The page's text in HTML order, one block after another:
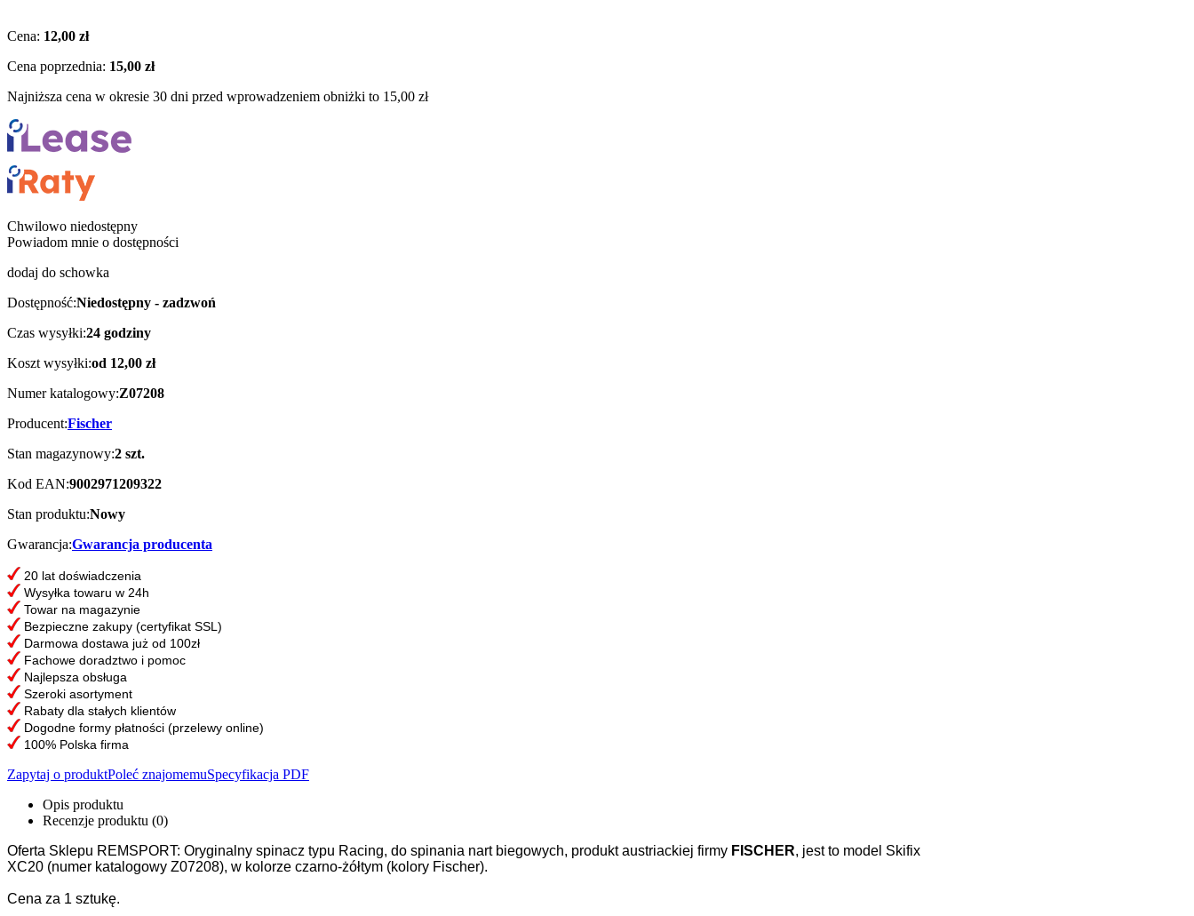
Cena: 12,00 zł
Cena poprzednia: 15,00 zł
Najniższa cena w okresie 30 dni przed wprowadzeniem obniżki to 15,00 zł
Chwilowo niedostępny
Powiadom mnie o dostępności
dodaj do schowka
Dostępność:Niedostępny - zadzwoń
Czas wysyłki:24 godziny
Koszt wysyłki:od 12,00 zł
Numer katalogowy:Z07208
Producent:Fischer
Stan magazynowy:2 szt.
Kod EAN:9002971209322
Stan produktu:Nowy
Gwarancja:Gwarancja producenta
20 lat doświadczenia
Wysyłka towaru w 24h
Towar na magazynie
Bezpieczne zakupy (certyfikat SSL)
Darmowa dostawa już od 100zł
Fachowe doradztwo i pomoc
Najlepsza obsługa
Szeroki asortyment
Rabaty dla stałych klientów
Dogodne formy płatności (przelewy online)
100% Polska firma
Zapytaj o produktPoleć znajomemuSpecyfikacja PDF
Opis produktu
Recenzje produktu (0)
Oferta Sklepu REMSPORT: Oryginalny spinacz typu Racing, do spinania nart biegowych, produkt austriackiej firmy FISCHER, jest to model Skifix
XC20 (numer katalogowy Z07208), w kolorze czarno-żółtym (kolory Fischer).
Cena za 1 sztukę.